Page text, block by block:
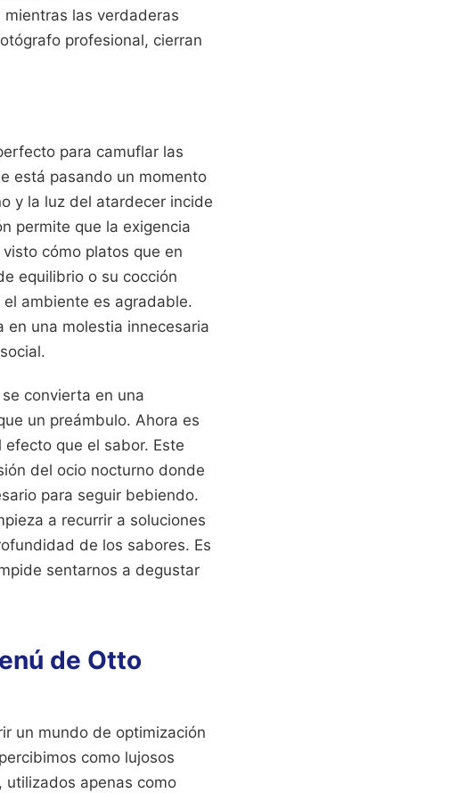
las verdaderas
profesional, cierran
para camuflar las
está pasando un momento
y la luz del atardecer incide
permite que la exigencia
cómo platos que en
equilibrio o su cocción
ambiente es agradable.
una molestia innecesaria
convierta en una
un preámbulo. Ahora es
que el sabor. Este
del ocio nocturno donde
para seguir bebiendo.
a recurrir a soluciones
de los sabores. Es
sentarnos a degustar
de Otto
un mundo de optimización
como lujosos
utilizados apenas como